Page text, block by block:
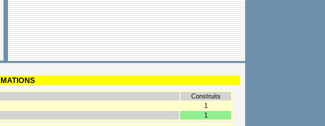
Construits
1
1